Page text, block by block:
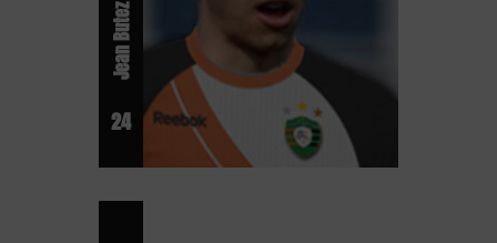
24
Jean Butez